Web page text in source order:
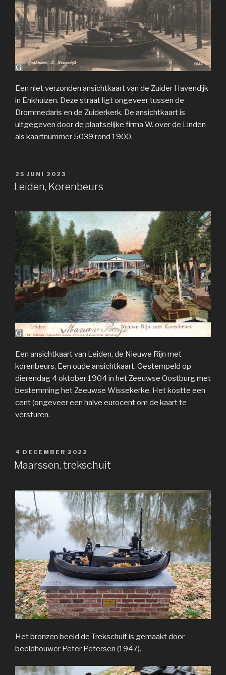
Een niet verzonden ansichtkaart van de Zuider Havendijk
in Enkhuizen. Deze straat ligt ongeveer tussen de
Drommedaris en de Zuiderkerk. De ansichtkaart is
uitgegeven door de plaatselijke firma W. over de Linden
als kaartnummer 5039 rond 1900.
GEPLAATST
OP
25 JUNI 2023
Leiden, Korenbeurs
Een ansichtkaart van Leiden, de Nieuwe Rijn met
korenbeurs. Een oude ansichtkaart. Gestempeld op
dierendag 4 oktober 1904 in het Zeeuwse Oostburg met
bestemming het Zeeuwse Wissekerke. Het kostte een
cent (ongeveer een halve eurocent om de kaart te
versturen.
GEPLAATST
OP
4 DECEMBER 2022
Maarssen, trekschuit
Het bronzen beeld de Trekschuit is gemaakt door
beeldhouwer Peter Petersen (1947).